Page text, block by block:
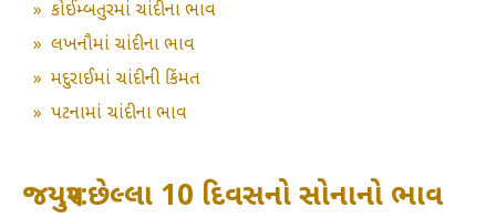
» કોઈમ્બતુરમાં ચાંદીના ભાવ
» લખનૌમાં ચાંદીના ભાવ
» મદુરાઈમાં ચાંદીની કિંમત
» પટનામાં ચાંદીના ભાવ
જયપુર:છેલ્લા 10 દિવસનો સોનાનો ભાવ